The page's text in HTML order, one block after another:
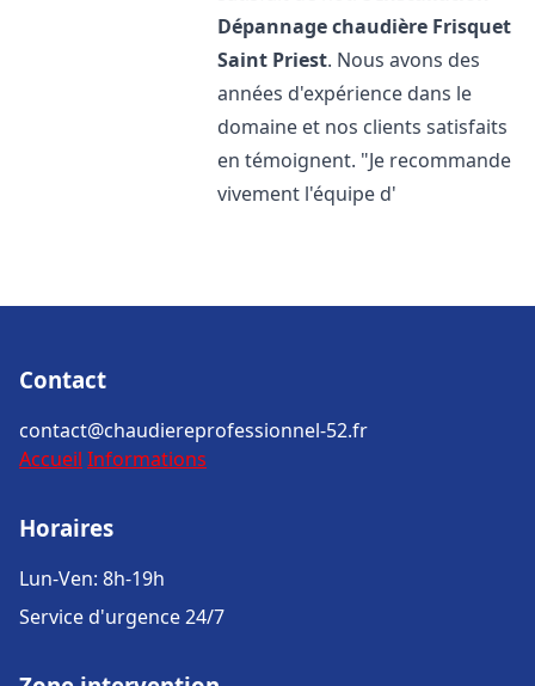
Dépannage chaudière Frisquet
Saint Priest. Nous avons des
années d'expérience dans le
domaine et nos clients satisfaits
en témoignent. "Je recommande
vivement l'équipe d'
Contact
contact@chaudiereprofessionnel-52.fr
Accueil Informations
Horaires
Lun-Ven: 8h-19h
Service d'urgence 24/7